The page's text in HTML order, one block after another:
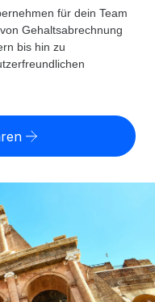
für Niederlassungen
Freelancer:innen
von
bei der Einstellung
Bundesstaaten
für wachsende
berechnen
und
für dein Team
Gehaltsabrechnung
bis hin zu